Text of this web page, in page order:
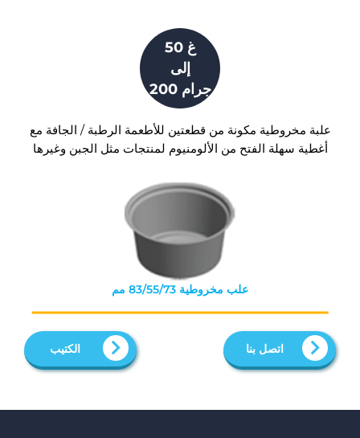
50 غ
إلى
200 جرام
علبة مخروطية مكونة من قطعتين للأطعمة الرطبة / الجافة مع
أغطية سهلة الفتح من الألومنيوم لمنتجات مثل الجبن وغيرها
علب مخروطية 83/55/73 مم
الكتيب اتصل بنا